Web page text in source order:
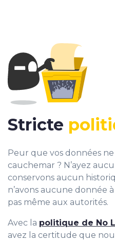
Peur que vos données
cauchemar ? N’ayez
conservons aucun
n’avons aucune donnée
pas même aux autorités.
Avec la politique de No
avez la certitude que
Stricte